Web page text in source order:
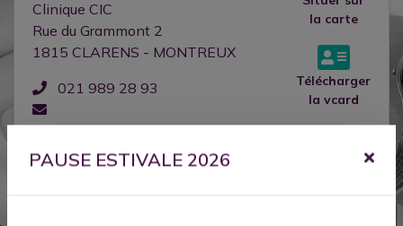
Clinique CIC
Rue du Grammont 2
1815 CLARENS - MONTREUX
021 989 28 93
consultation.rocca@cliniquecic.ch
L’adresse e-mail est sécurisée
la carte
Télécharger
la vcard
PAUSE ESTIVALE 2026